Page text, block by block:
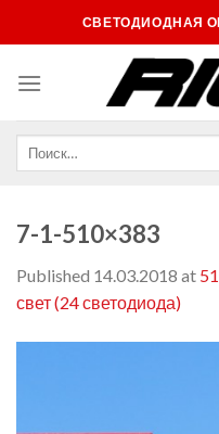
to
СВЕТОДИОДНАЯ
7-1-510×383
Published 14.03.2018 at
свет (24 светодиода)